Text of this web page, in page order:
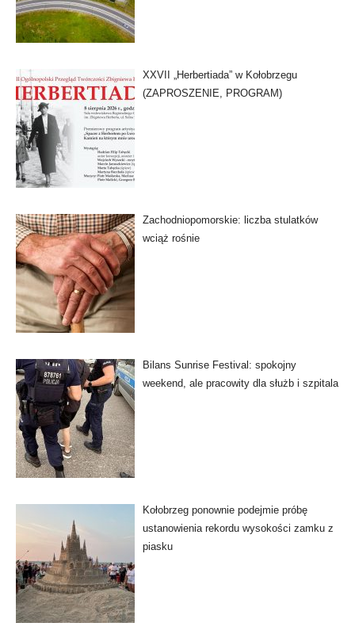
XXVII „Herbertiada” w Kołobrzegu
(ZAPROSZENIE, PROGRAM)
Zachodniopomorskie: liczba stulatków
wciąż rośnie
Bilans Sunrise Festival: spokojny
weekend, ale pracowity dla służb i szpitala
Kołobrzeg ponownie podejmie próbę
ustanowienia rekordu wysokości zamku z
piasku